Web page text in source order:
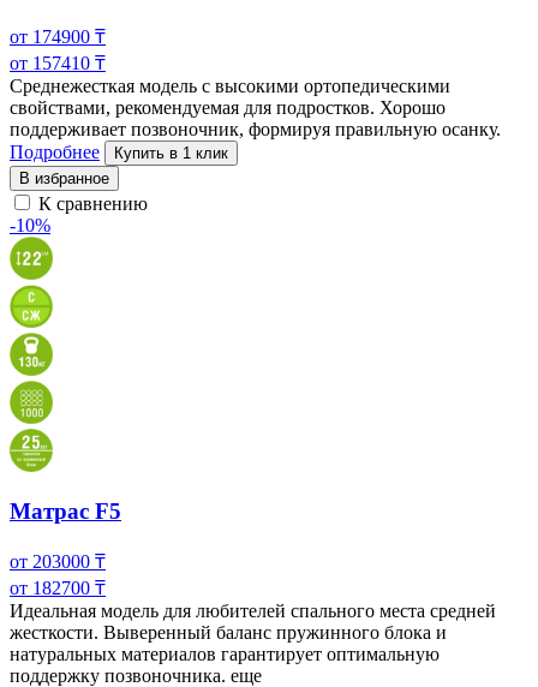
от 174900 ₸
от 157410 ₸
Среднежесткая модель с высокими ортопедическими
свойствами, рекомендуемая для подростков. Хорошо
поддерживает позвоночник, формируя правильную осанку.
Подробнее
Купить в 1 клик
В избранное
К сравнению
-10%
Матрас F5
от 203000 ₸
от 182700 ₸
Идеальная модель для любителей спального места средней
жесткости. Выверенный баланс пружинного блока и
натуральных материалов гарантирует оптимальную
поддержку позвоночника. еще